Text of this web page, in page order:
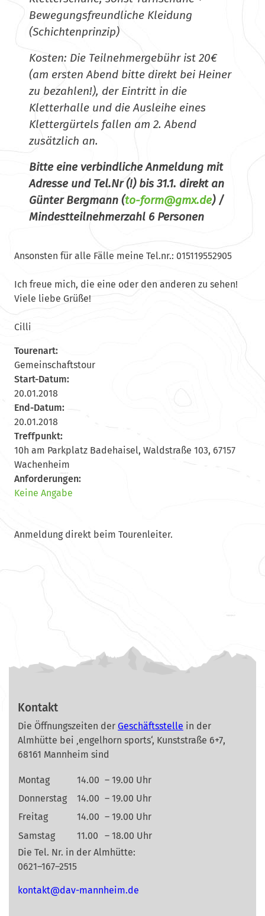
Bewegungsfreundliche Kleidung
(Schichtenprinzip)
Kosten: Die Teilnehmergebühr ist 20€
(am ersten Abend bitte direkt bei Heiner
zu bezahlen!), der Eintritt in die
Kletterhalle und die Ausleihe eines
Klettergürtels fallen am 2. Abend
zusätzlich an.
Bitte eine verbindliche Anmeldung mit
Adresse und Tel.Nr (!) bis 31.1. direkt an
Günter Bergmann (
ed.xm
g@mro
f-ot
) /
Mindestteilnehmerzahl 6 Personen
Ansonsten für alle Fälle meine Tel.nr.: 015119552905
Ich freue mich, die eine oder den anderen zu sehen!
Viele liebe Grüße!
Cilli
Tourenart:
Gemeinschaftstour
Start-Datum:
20.01.2018
End-Datum:
20.01.2018
Treffpunkt:
10h am Parkplatz Badehaisel, Waldstraße 103, 67157
Wachenheim
Anforderungen:
Keine Angabe
Anmeldung direkt beim Tourenleiter.
Kontakt
Die Öffnungszeiten der Geschäftsstelle in der
Almhütte bei ‚engelhorn sports‘, Kunststraße 6+7,
68161 Mannheim sind
Montag 14.00 – 19.00 Uhr
Donnerstag
14.00 – 19.00 Uhr
Freitag
14.00 – 19.00 Uhr
Samstag
11.00
– 18.00 Uhr
Die Tel. Nr. in der Almhütte:
0621–167–2515
ed.mi
ehnna
m-vad
@tkat
nok